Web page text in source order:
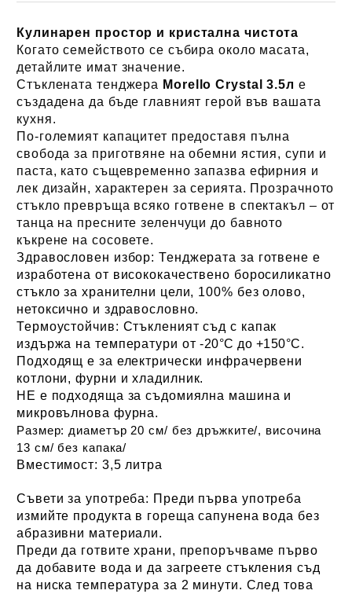
Кулинарен простор и кристална чистота
Когато семейството се събира около масата,
детайлите имат значение.
Стъклената тенджера Morello Crystal 3.5л е
създадена да бъде главният герой във вашата
кухня.
По-големият капацитет предоставя пълна
свобода за приготвяне на обемни ястия, супи и
паста, като същевременно запазва ефирния и
лек дизайн, характерен за серията. Прозрачното
стъкло превръща всяко готвене в спектакъл – от
танца на пресните зеленчуци до бавното
къкрене на сосовете.
Здравословен избор: Тенджерата за готвене е
изработена от висококачествено боросиликатно
стъкло за хранителни цели, 100% без олово,
нетоксично и здравословно.
Термоустойчив: Стъкленият съд с капак
издържа на температури от-20°C до +150°C.
Подходящ е за електрически инфрачервени
котлони, фурни и хладилник.
НЕ е подходяща за съдомиялна машина и
микровълнова фурна.
Размер: диаметър 20 см/ без дръжките/, височина
13 см/ без капака/
Вместимост: 3,5 литра
Съвети за употреба: Преди първа употреба
измийте продукта в гореща сапунена вода без
абразивни материали.
Преди да готвите храни, препоръчваме първо
да добавите вода и да загреете стъкления съд
на ниска температура за 2 минути. След това